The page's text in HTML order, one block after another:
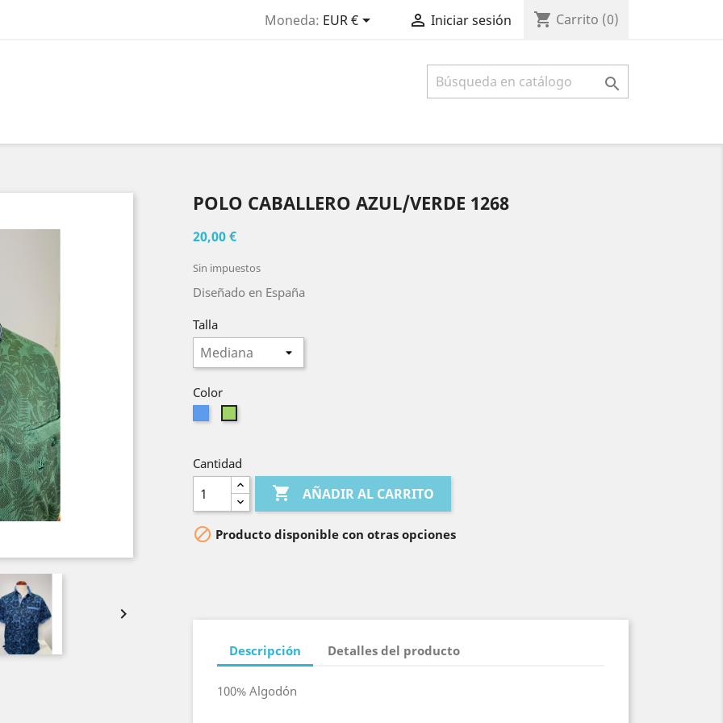
Moneda: EUR €  Iniciar sesión shopping_cart Carrito (0)


POLO CABALLERO AZUL/VERDE 1268
20,00 €
Sin impuestos
Diseñado en España
Talla
Color
Cantidad
 AÑADIR AL CARRITO
 Producto disponible con otras opciones
Descripción Detalles del producto
100% Algodón